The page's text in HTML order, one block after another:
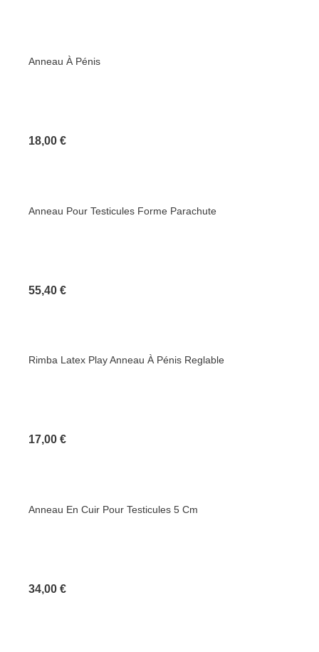
Anneau À Pénis
18,00 €Prix
Anneau Pour Testicules Forme Parachute
55,40 €Prix
Rimba Latex Play Anneau À Pénis Reglable
17,00 €Prix
Anneau En Cuir Pour Testicules 5 Cm
34,00 €Prix